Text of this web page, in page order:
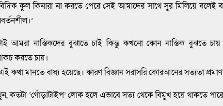
কুল কিনারা না করতে পেরে সেই আমাদের সাথে সুর মিলিয়ে বলেই
আমরা নাস্তিকদের বুঝাতে চাই কিন্তু কখনো কোন নাস্তিক বুঝতে চায়
করতে চায়।
কথা মানতে বাধ্য হয়েছে। কারণ বিজ্ঞান সরাসরি কোরআনের সত্যতা
কতটা ‘গোঁড়াটাইপ’ লোক হলে এভাবে সত্য থেকে বিমুখ হয়ে থাকতে